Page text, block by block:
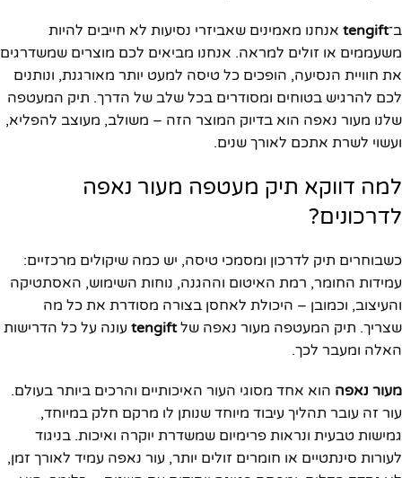
ב־tengift אנחנו מאמינים שאביזרי נסיעות לא חייבים להיות
משעממים או זולים למראה. אנחנו מביאים לכם מוצרים שמשדרגים
את חוויית הנסיעה, הופכים כל טיסה למעט יותר מאורגנת, ונותנים
לכם להרגיש בטוחים ומסודרים בכל שלב של הדרך. תיק המעטפה
שלנו מעור נאפה הוא בדיוק המוצר הזה – משולב, מעוצב להפליא,
ועשוי לשרת אתכם לאורך שנים.
למה דווקא תיק מעטפה מעור נאפה
לדרכונים?
כשבוחרים תיק לדרכון ומסמכי טיסה, יש כמה שיקולים מרכזיים:
עמידות החומר, רמת האיטום וההגנה, נוחות השימוש, האסתטיקה
והעיצוב, וכמובן – היכולת לאחסן בצורה מסודרת את כל מה
שצריך. תיק המעטפה מעור נאפה שלtengift עונה על כל הדרישות
האלה ומעבר לכך.
מעור נאפה הוא אחד מסוגי העור האיכותיים והרכים ביותר בעולם.
עור זה עובר תהליך עיבוד מיוחד שנותן לו מרקם חלק במיוחד,
גמישות טבעית ונראות פרימיום שמשדרת יוקרה ואיכות. בניגוד
לעורות סינתטיים או חומרים זולים יותר, עור נאפה עמיד לאורך זמן,